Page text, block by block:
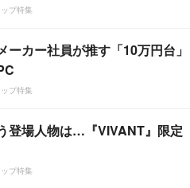
プ特集
ーカー社員が推す「10万円台」
プ特集
登場人物は…『VIVANT』限定
プ特集